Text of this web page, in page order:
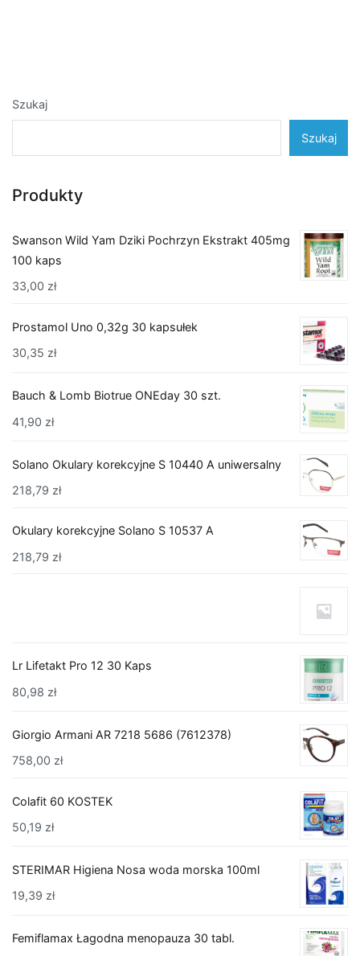
Szukaj
Szukaj
Produkty
Swanson Wild Yam Dziki Pochrzyn Ekstrakt 405mg
100 kaps
33,00 zł
Prostamol Uno 0,32g 30 kapsułek
30,35 zł
Bauch & Lomb Biotrue ONEday 30 szt.
41,90 zł
Solano Okulary korekcyjne S 10440 A uniwersalny
218,79 zł
Okulary korekcyjne Solano S 10537 A
218,79 zł
Lr Lifetakt Pro 12 30 Kaps
80,98 zł
Giorgio Armani AR 7218 5686 (7612378)
758,00 zł
Colafit 60 KOSTEK
50,19 zł
STERIMAR Higiena Nosa woda morska 100ml
19,39 zł
Femiflamax Łagodna menopauza 30 tabl.